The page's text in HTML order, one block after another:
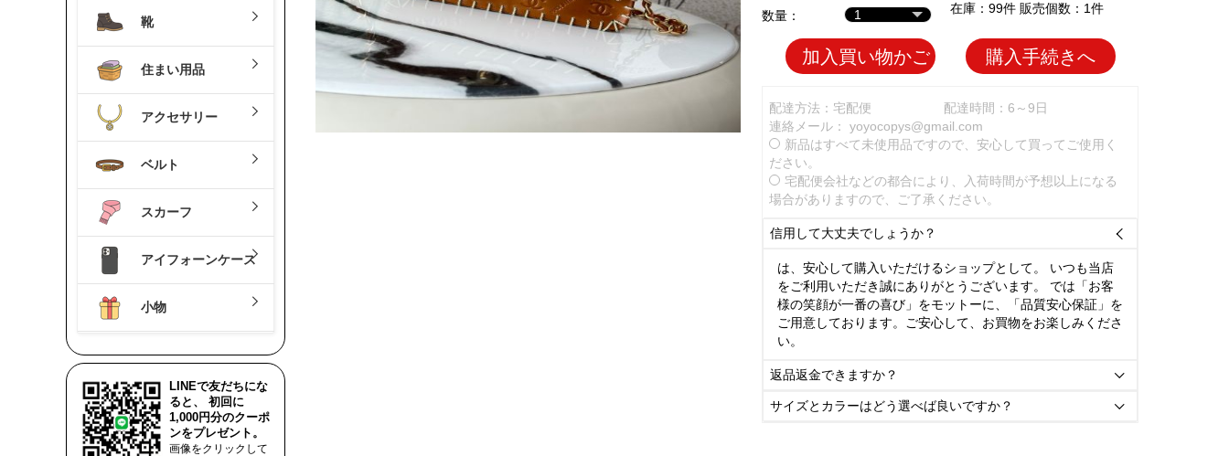
靴
住まい用品
アクセサリー
ベルト
スカーフ
アイフォーンケース
小物
LINEで友だちにな
ると、 初回に
1,000円分のクーポ
ンをプレゼント。
画像をクリックして
数量： 在庫：99件 販売個数：1件
加入買い物かご 購入手続きへ
配達方法：宅配便
配達時間：6～9日
連絡メール： yoyocopys@gmail.com
新品はすべて未使用品ですので、安心して買ってご使用く
ださい。
宅配便会社などの都合により、入荷時間が予想以上になる
場合がありますので、ご了承ください。
信用して大丈夫でしょうか？ 
は、安心して購入いただけるショップとして。 いつも当店
をご利用いただき誠にありがとうございます。 では「お客
様の笑顔が一番の喜び」をモットーに、「品質安心保証」を
ご用意しております。ご安心して、お買物をお楽しみくださ
い。
返品返金できますか？ 
サイズとカラーはどう選べば良いですか？ 